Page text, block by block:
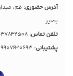
آدرس حضوری:
بصیر
تلفن تماس:
پشتیبانی: